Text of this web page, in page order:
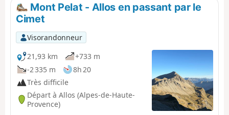
Mont Pelat - Allos en passant par le
Cimet
Visorandonneur
21,93 km
+733 m
-2 335 m
8h 20
Très difficile
Départ à Allos (Alpes-de-Haute-
Provence)